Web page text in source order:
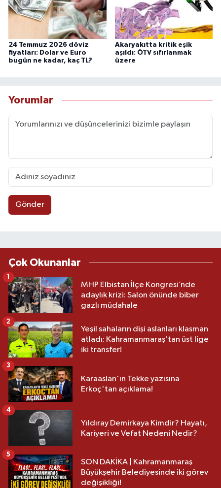
24 Temmuz 2026 döviz
fiyatları: Dolar ve Euro
bugün ne kadar, kaç TL?
Akaryakıtta kritik eşik
aşıldı: ÖTV sıfırlanmak
üzere
Yorumlar
Gönder
Çok Okunanlar
MHP Elbistan İlçe Kongresi’nde
adaylık krizi: Salon önünde biber
gazlı müdahale
1
Yeşil sahaların dişi aslanları klasman
atladı: Kahramanmaraş’tan üst lige
iki transfer!
2
Karaaslan'ın Tekke yazısına
Erkoç'tan açıklama!
3
Yıldıray Demirkaya Kimdir? Hayatı,
Kariyeri ve Vefat Nedeni Nedir?
4
SON DAKİKA | Kahramanmaraş
Büyükşehir Belediyesinde iki görev
değişikliği!
5